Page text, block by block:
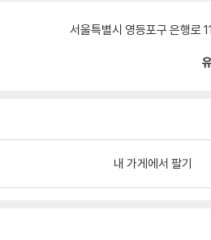
서울특별시 영등포구 은행로
내 가게에서 팔기